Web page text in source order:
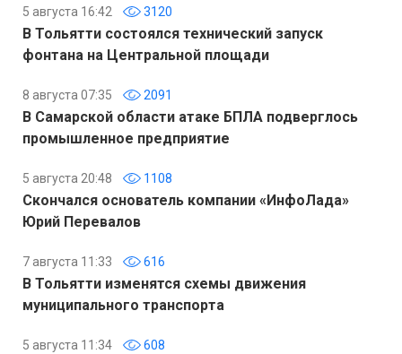
5 августа 16:42 3120
В Тольятти состоялся технический запуск
фонтана на Центральной площади
8 августа 07:35 2091
В Самарской области атаке БПЛА подверглось
промышленное предприятие
5 августа 20:48 1108
Скончался основатель компании «ИнфоЛада»
Юрий Перевалов
7 августа 11:33 616
В Тольятти изменятся схемы движения
муниципального транспорта
5 августа 11:34 608